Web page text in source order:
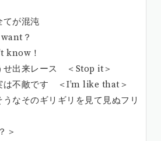
てが混沌
？
know！
せ出来レース ＜Stop it＞
は不敵です ＜I’m like that＞
なそのギリギリを見て見ぬフリ
＞